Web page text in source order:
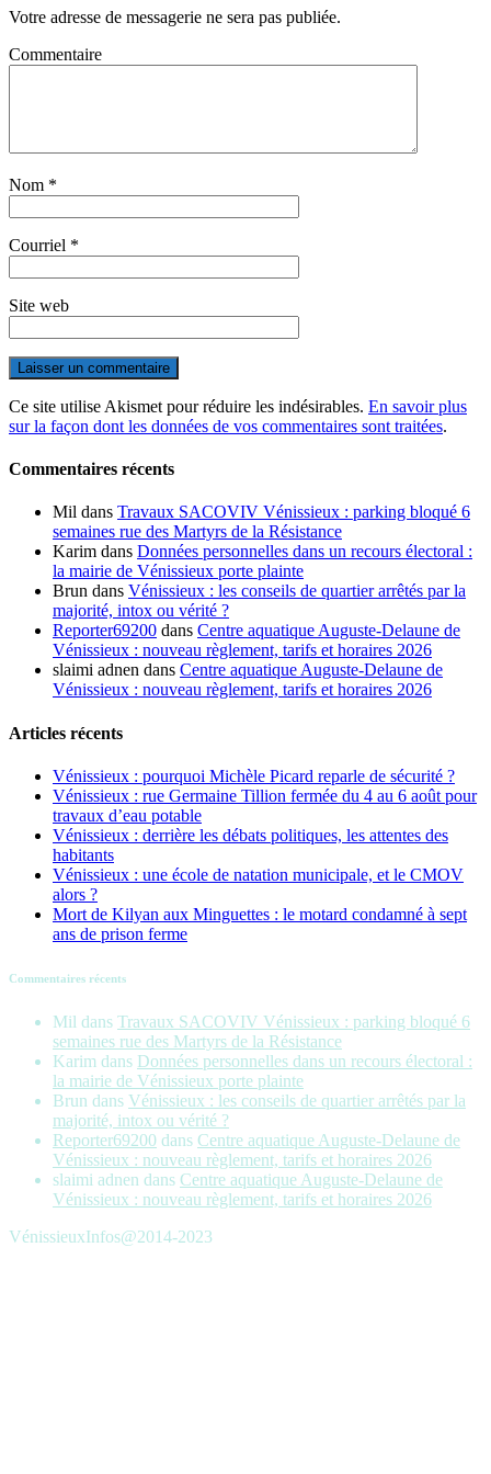
Votre adresse de messagerie ne sera pas publiée.
Commentaire
Nom *
Courriel *
Site web
Ce site utilise Akismet pour réduire les indésirables. En savoir plus
sur la façon dont les données de vos commentaires sont traitées.
Commentaires récents
Mil dans Travaux SACOVIV Vénissieux : parking bloqué 6
semaines rue des Martyrs de la Résistance
Karim dans Données personnelles dans un recours électoral :
la mairie de Vénissieux porte plainte
Brun dans Vénissieux : les conseils de quartier arrêtés par la
majorité, intox ou vérité ?
Reporter69200 dans Centre aquatique Auguste-Delaune de
Vénissieux : nouveau règlement, tarifs et horaires 2026
slaimi adnen dans Centre aquatique Auguste-Delaune de
Vénissieux : nouveau règlement, tarifs et horaires 2026
Articles récents
Vénissieux : pourquoi Michèle Picard reparle de sécurité ?
Vénissieux : rue Germaine Tillion fermée du 4 au 6 août pour
travaux d’eau potable
Vénissieux : derrière les débats politiques, les attentes des
habitants
Vénissieux : une école de natation municipale, et le CMOV
alors ?
Mort de Kilyan aux Minguettes : le motard condamné à sept
ans de prison ferme
Commentaires récents
Mil dans Travaux SACOVIV Vénissieux : parking bloqué 6
semaines rue des Martyrs de la Résistance
Karim dans Données personnelles dans un recours électoral :
la mairie de Vénissieux porte plainte
Brun dans Vénissieux : les conseils de quartier arrêtés par la
majorité, intox ou vérité ?
Reporter69200 dans Centre aquatique Auguste-Delaune de
Vénissieux : nouveau règlement, tarifs et horaires 2026
slaimi adnen dans Centre aquatique Auguste-Delaune de
Vénissieux : nouveau règlement, tarifs et horaires 2026
VénissieuxInfos@2014-2023